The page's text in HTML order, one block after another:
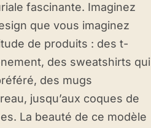
fascinante. Imaginez
que vous imaginez
de produits : des t-
des sweatshirts qui
des mugs
jusqu’aux coques de
La beauté de ce modèle